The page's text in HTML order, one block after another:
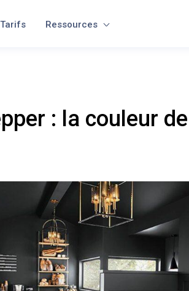
Tarifs Ressources
: la couleur de